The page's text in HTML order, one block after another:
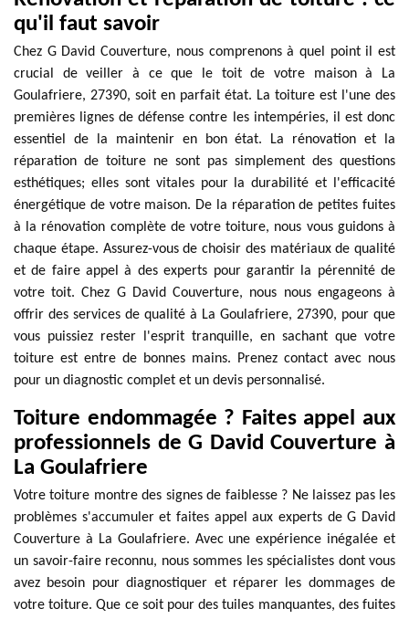
qu'il faut savoir
Chez G David Couverture, nous comprenons à quel point il est
crucial de veiller à ce que le toit de votre maison à La
Goulafriere, 27390, soit en parfait état. La toiture est l'une des
premières lignes de défense contre les intempéries, il est donc
essentiel de la maintenir en bon état. La rénovation et la
réparation de toiture ne sont pas simplement des questions
esthétiques; elles sont vitales pour la durabilité et l'efficacité
énergétique de votre maison. De la réparation de petites fuites
à la rénovation complète de votre toiture, nous vous guidons à
chaque étape. Assurez-vous de choisir des matériaux de qualité
et de faire appel à des experts pour garantir la pérennité de
votre toit. Chez G David Couverture, nous nous engageons à
offrir des services de qualité à La Goulafriere, 27390, pour que
vous puissiez rester l'esprit tranquille, en sachant que votre
toiture est entre de bonnes mains. Prenez contact avec nous
pour un diagnostic complet et un devis personnalisé.
Toiture endommagée ? Faites appel aux
professionnels de G David Couverture à
La Goulafriere
Votre toiture montre des signes de faiblesse ? Ne laissez pas les
problèmes s'accumuler et faites appel aux experts de G David
Couverture à La Goulafriere. Avec une expérience inégalée et
un savoir-faire reconnu, nous sommes les spécialistes dont vous
avez besoin pour diagnostiquer et réparer les dommages de
votre toiture. Que ce soit pour des tuiles manquantes, des fuites